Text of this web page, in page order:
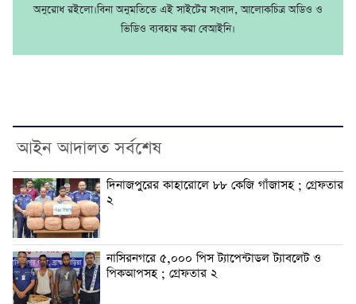
অনুরোধ রইলো।বিনা অনুমতিতে এই সাইটের সংবাদ, আলোকচিত্র অডিও ও
ভিডিও ব্যবহার করা বেআইনি।
আইন আদালত সর্বশেষ
দিনাজপুরের কাহারোলে ৮৮ কেজি গাঁজাসহ ; গ্রেফতার
২
নাসিরনগরে ৫,০০০ পিস ট্যাপেন্টাডল ট্যাবলেট ও
পিকআপসহ ; গ্রেফতার ২